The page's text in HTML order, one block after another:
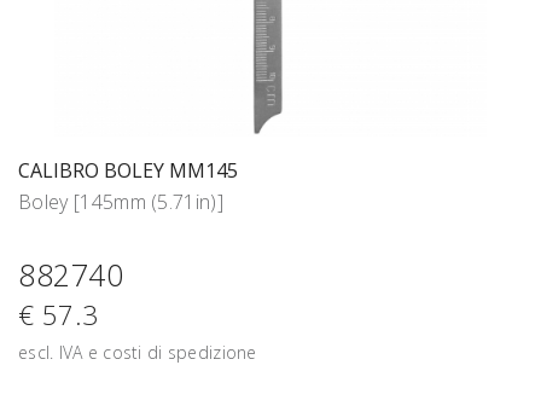
CALIBRO BOLEY MM145
Boley [145mm (5.71in)]
882740
€ 57.3
escl. IVA e costi di spedizione